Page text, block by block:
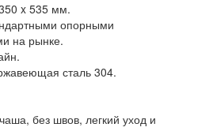
x 535 мм.
опорными
на рынке.
сталь 304.
без швов, легкий уход и